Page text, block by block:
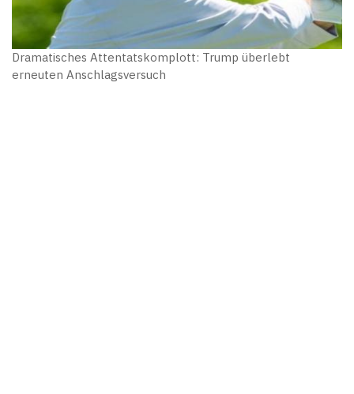
Dramatisches Attentatskomplott: Trump überlebt
erneuten Anschlagsversuch